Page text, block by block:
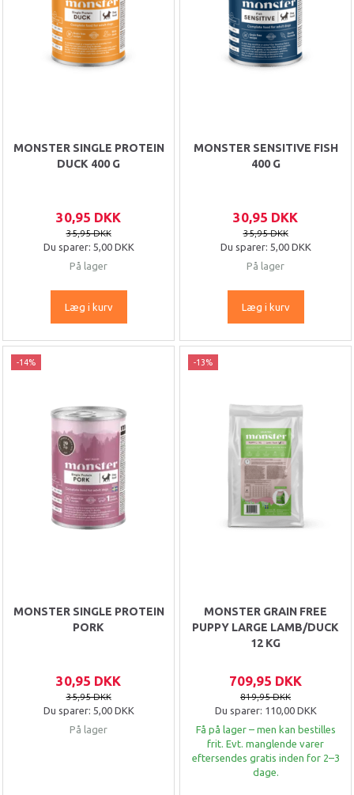
MONSTER SINGLE PROTEIN
DUCK 400 G
30,95 DKK
35,95 DKK
Du sparer: 5,00 DKK
På lager
Læg i kurv
MONSTER SENSITIVE FISH
400 G
30,95 DKK
35,95 DKK
Du sparer: 5,00 DKK
På lager
Læg i kurv
-14%
MONSTER SINGLE PROTEIN
PORK
30,95 DKK
35,95 DKK
Du sparer: 5,00 DKK
På lager
-13%
MONSTER GRAIN FREE
PUPPY LARGE LAMB/DUCK
12 KG
709,95 DKK
819,95 DKK
Du sparer: 110,00 DKK
Få på lager – men kan bestilles
frit. Evt. manglende varer
eftersendes gratis inden for 2–3
dage.